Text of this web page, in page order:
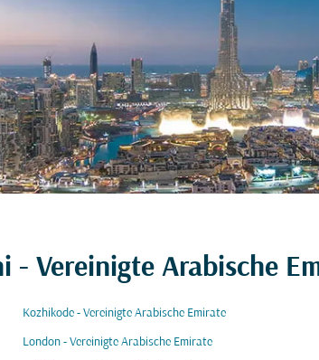
- Vereinigte Arabische
Kozhikode - Vereinigte Arabische Emirate
London - Vereinigte Arabische Emirate